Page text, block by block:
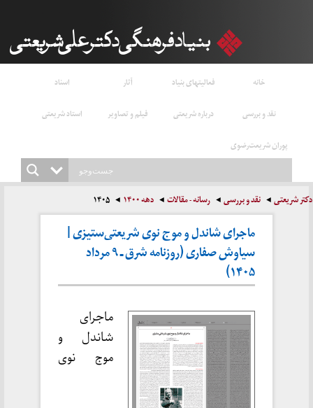
خانه فعالیتهای بنیاد آثار
اسناد
نقد و بررسی
درباره شریعتی فیلم و تصاویر
استاد شریعتی
پوران شریعت‌رضوی
دکتر شریعتی نقد و بررسی رسانه - مقالات دهه ۱۴۰۰ ۱۴۰۵
ماجرای شاندل و موج نوی شریعتی‌ستیزی |
سیاوش صفاری (روزنامه شرق ـ ۹ مرداد
۱۴۰۵)
ماجرای
شاندل و
موج نوی